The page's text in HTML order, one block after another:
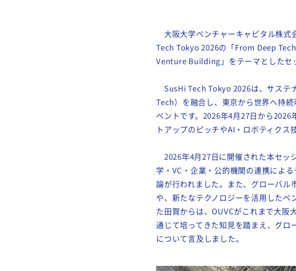
大阪大学ベンチャーキャピタル株式
Tech Tokyo 2026の「From Deep
Venture Building」をテーマとしたセ
SusHi Tech Tokyo 2026は、サステ
Tech）を融合し、東京から世界へ持
ベントです。2026年4月27日から
トアップのピッチやAI・ロボティクス
2026年4月27日に開催された本セッ
学・VC・企業・公的機関の連携によ
論が行われました。また、グローバル
や、新たなテクノロジーを活用したベ
た田賀からは、OUVCがこれまで大阪
通じて培ってきた知見を踏まえ、グロ
について言及しました。